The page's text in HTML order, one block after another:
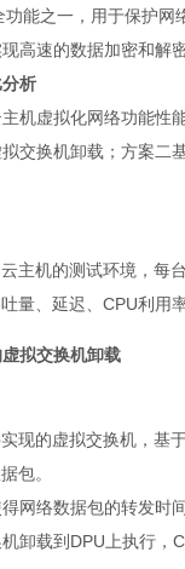
能之一，用于保护
高速的数据加密和解
析
机虚拟化网络功能
交换机卸载；方案二
云主机的测试环境，每
量、延迟、CPU利用
虚拟交换机卸载
实现的虚拟交换机，基
包。
得网络数据包的转发时
机卸载到DPU上执行